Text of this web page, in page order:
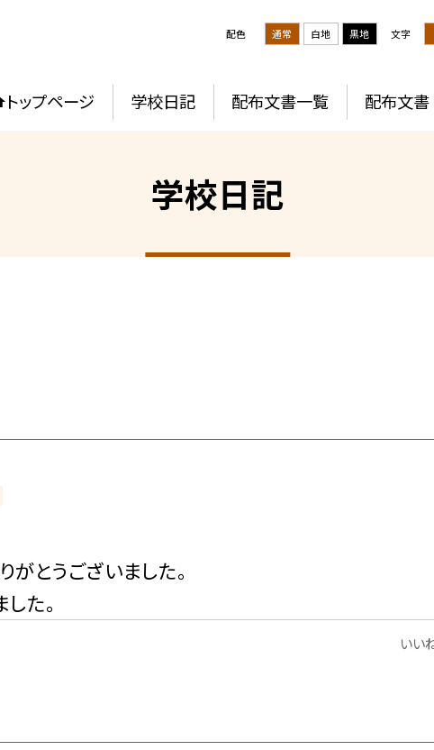
配色 通常 白地 黒地 文字
トップページ 学校日記 配布文書一覧 配布文書
学校日記
とうございました。
た。
いい